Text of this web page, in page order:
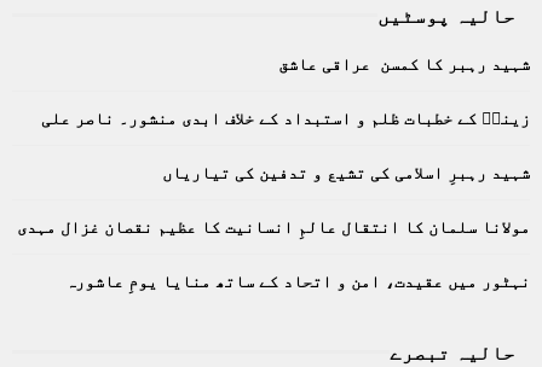
f
r
E
A
R
C
H
حالیہ پوسٹیں
شہید رہبر کا کمسن عراقی عاشق
زینبؑ کے خطبات ظلم و استبداد کے خلاف ابدی منشور۔ ناصر علی
شہید رہبرِ اسلامی کی تشیع و تدفین کی تیاریاں
مولانا سلمان کا انتقال عالمِ انسانیت کا عظیم نقصان غزال مہدی
نہٹور میں عقیدت، امن و اتحاد کے ساتھ منایا یومِ عاشورہ
حالیہ تبصرے